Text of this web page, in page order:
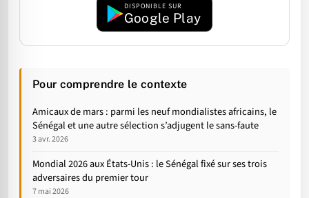
DISPONIBLE SUR
Google Play
Pour comprendre le contexte
Amicaux de mars : parmi les neuf mondialistes africains, le
Sénégal et une autre sélection s’adjugent le sans-faute
3 avr. 2026
Mondial 2026 aux États-Unis : le Sénégal fixé sur ses trois
adversaires du premier tour
7 mai 2026